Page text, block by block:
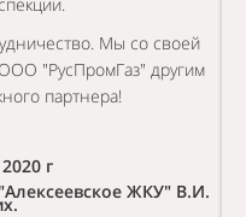
Мы со своей
"РусПромГаз" другим
партнера!
г
ЖКУ" В.И.